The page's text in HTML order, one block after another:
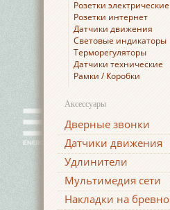
Розетки электрические
Розетки интернет
Датчики движения
Световые индикаторы
Терморегуляторы
Датчики технические
Рамки / Коробки
Аксессуары
Дверные звонки
Датчики движения
Удлинители
Мультимедия сети
Накладки на бревно